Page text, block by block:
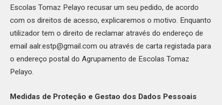
Escolas Tomaz Pelayo recusar um seu pedido, de acordo
com os direitos de acesso, explicaremos o motivo. Enquanto
utilizador tem o direito de reclamar através do endereço de
email aalr.estp@gmail.com ou através de carta registada para
o endereço postal do Agrupamento de Escolas Tomaz
Pelayo.
Medidas de Proteção e Gestao dos Dados Pessoais